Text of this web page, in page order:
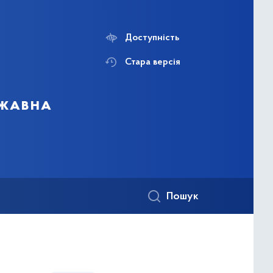
Доступність
Стара версія
Пошук